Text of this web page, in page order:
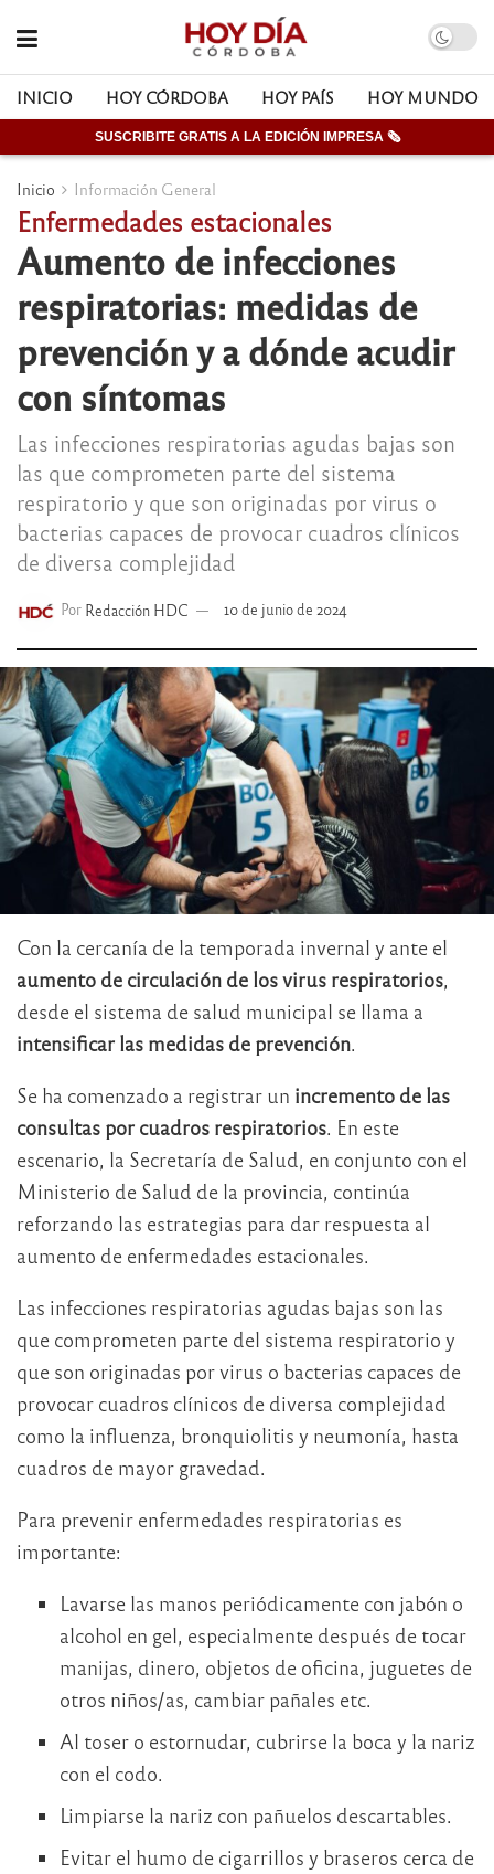
INICIO HOY CÓRDOBA HOY PAÍS HOY MUNDO
SUSCRIBITE GRATIS A LA EDICIÓN IMPRESA 🗞
Inicio Información General
Enfermedades estacionales
Aumento de infecciones
respiratorias: medidas de
prevención y a dónde acudir
con síntomas
Las infecciones respiratorias agudas bajas son
las que comprometen parte del sistema
respiratorio y que son originadas por virus o
bacterias capaces de provocar cuadros clínicos
de diversa complejidad
Por Redacción HDC 10 de junio de 2024
Con la cercanía de la temporada invernal y ante el
aumento de circulación de los virus respiratorios,
desde el sistema de salud municipal se llama a
intensificar las medidas de prevención.
Se ha comenzado a registrar un incremento de las
consultas por cuadros respiratorios. En este
escenario, la Secretaría de Salud, en conjunto con el
Ministerio de Salud de la provincia, continúa
reforzando las estrategias para dar respuesta al
aumento de enfermedades estacionales.
Las infecciones respiratorias agudas bajas son las
que comprometen parte del sistema respiratorio y
que son originadas por virus o bacterias capaces de
provocar cuadros clínicos de diversa complejidad
como la influenza, bronquiolitis y neumonía, hasta
cuadros de mayor gravedad.
Para prevenir enfermedades respiratorias es
importante:
Lavarse las manos periódicamente con jabón o
alcohol en gel, especialmente después de tocar
manijas, dinero, objetos de oficina, juguetes de
otros niños/as, cambiar pañales etc.
Al toser o estornudar, cubrirse la boca y la nariz
con el codo.
Limpiarse la nariz con pañuelos descartables.
Evitar el humo de cigarrillos y braseros cerca de